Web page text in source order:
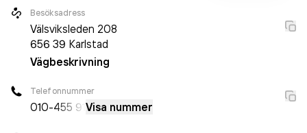
Besöksadress
Välsviksleden 208
656 39 Karlstad
Vägbeskrivning
Telefonnummer
010-455 91 Visa nummer